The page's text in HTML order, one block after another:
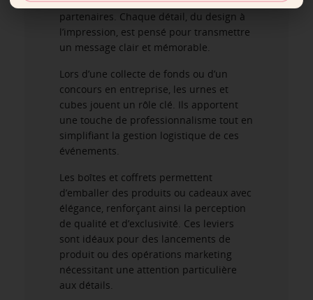
partenaires. Chaque détail, du design à
l’impression, est pensé pour transmettre
un message clair et mémorable.
Lors d’une collecte de fonds ou d’un
concours en entreprise, les urnes et
cubes jouent un rôle clé. Ils apportent
une touche de professionnalisme tout en
simplifiant la gestion logistique de ces
événements.
Les boîtes et coffrets permettent
d’emballer des produits ou cadeaux avec
élégance, renforçant ainsi la perception
de qualité et d’exclusivité. Ces leviers
sont idéaux pour des lancements de
produit ou des opérations marketing
nécessitant une attention particulière
aux détails.